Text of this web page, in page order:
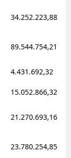
34.252.223,88
89.544.754,21
4.431.692,32
15.052.866,32
21.270.693,16
23.780.254,85